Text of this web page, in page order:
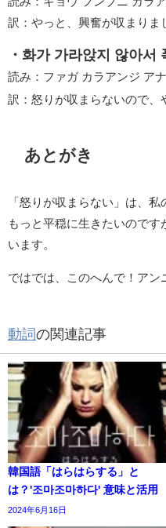
訳：やっと、興奮が収まりま
・화가 가라앉지 않아서
読み：ファガ カラアンジ ア
訳：怒りが収まらないので、
あとがき
「怒りが収まらない」は、私
もっと平穏に生きたいので
います。
ではでは、このへんで！アン
動詞の関連記事
韓国語「はらはらする」と
は？'조마조마하다' 意味と活用
2024年6月16日